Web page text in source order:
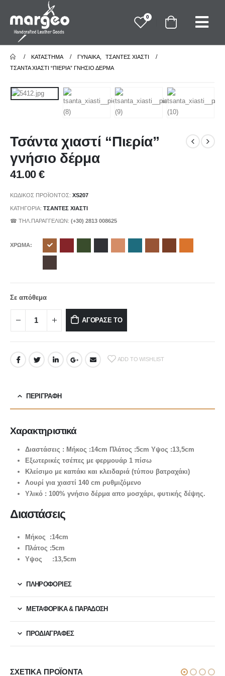
0
ΚΑΤΆΣΤΗΜΑ ΓΥΝΑΙΚΑ
ΤΣΑΝΤΕΣ ΧΙΑΣΤΙ
ΤΣΆΝΤΑ ΧΙΑΣΤΊ “ΠΙΕΡΊΑ” ΓΝΉΣΙΟ ΔΈΡΜΑ
Τσάντα χιαστί “Πιερία”
γνήσιο δέρμα
41.00€
ΚΩΔΙΚΌΣ ΠΡΟΪΌΝΤΟΣ: XS207
ΚΑΤΗΓΟΡΊΑ: ΤΣΑΝΤΕΣ ΧΙΑΣΤΙ
☎ ΤΗΛ.ΠΑΡΑΓΓΕΛΙΩΝ: (+30) 2813 008625
ΧΡΩΜΑ
Σε απόθεμα
ΑΓΟΡΑΣΕ ΤΟ
ADD TO WISHLIST
ΠΕΡΙΓΡΑΦΉ
Χαρακτηριστικά
Διαστάσεις : Μήκος :14cm Πλάτος :5cm Υψος :13,5cm
Εξωτερικές τσέπες με φερμουάρ 1 πίσω
Κλείσιμο με καπάκι και κλειδαριά (τύπου βατραχάκι)
Λουρί για χιαστί 140 cm ρυθμιζόμενο
Υλικό : 100% γνήσιο δέρμα απο μοσχάρι, φυτικής δέψης.
Διαστάσεις
Μήκος :14cm
Πλάτος :5cm
Υψος :13,5cm
ΠΛΗΡΟΦΟΡΙΕΣ
ΜΕΤΑΦΟΡΙΚΆ & ΠΑΡΆΔΟΣΗ
ΠΡΟΔΙΑΓΡΑΦΕΣ
ΣΧΕΤΙΚΆ ΠΡΟΪΌΝΤΑ